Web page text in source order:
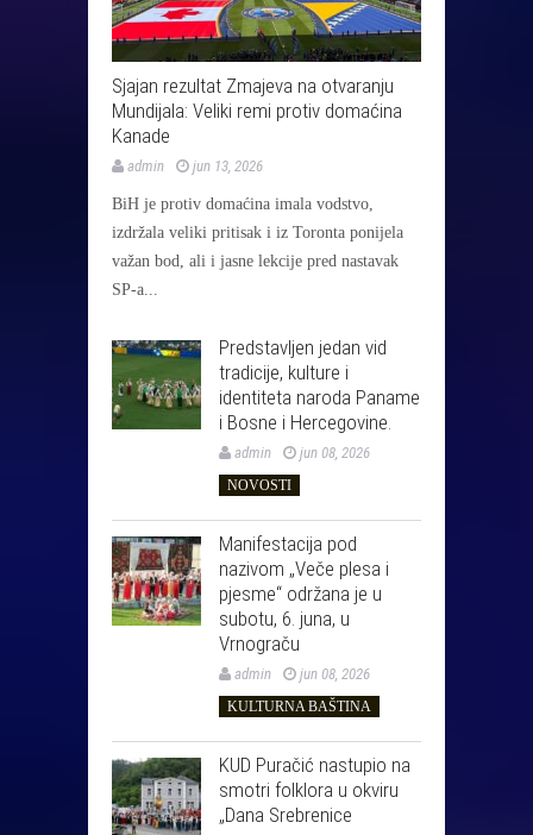
Sjajan rezultat Zmajeva na otvaranju
Mundijala: Veliki remi protiv domaćina
Kanade
admin jun 13, 2026
BiH je protiv domaćina imala vodstvo,
izdržala veliki pritisak i iz Toronta ponijela
važan bod, ali i jasne lekcije pred nastavak
SP-a...
Predstavljen jedan vid
tradicije, kulture i
identiteta naroda Paname
i Bosne i Hercegovine.
admin jun 08, 2026
NOVOSTI
Manifestacija pod
nazivom „Veče plesa i
pjesme“ održana je u
subotu, 6. juna, u
Vrnograču
admin jun 08, 2026
KULTURNA BAŠTINA
KUD Puračić nastupio na
smotri folklora u okviru
„Dana Srebrenice